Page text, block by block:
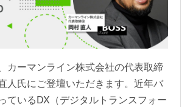
カーマンライン株式会社の代表取締
人氏にご登壇いただきます。近年バ
ているDX（デジタルトランスフォー